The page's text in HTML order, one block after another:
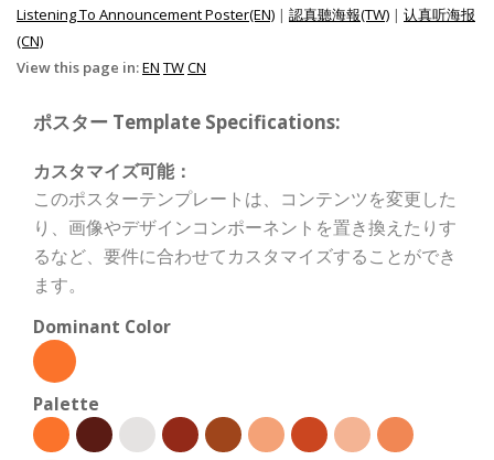
Listening To Announcement Poster(EN) | 認真聽海報(TW) | 认真听海报
(CN)
View this page in:EN TWCN
ポスター Template Specifications:
カスタマイズ可能：
このポスターテンプレートは、コンテンツを変更した
り、画像やデザインコンポーネントを置き換えたりす
るなど、要件に合わせてカスタマイズすることができ
ます。
Dominant Color
Palette